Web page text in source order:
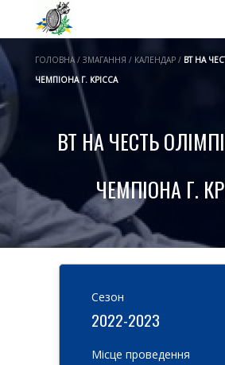
ГОЛОВНА / ЗМАГАННЯ / КАЛЕНДАР / ВТ НА
ЧЕМПІОНА Г. КРІССА
ВТ НА ЧЕСТЬ
ЧЕМПІОНА Г.
Cезон
2022-2023
Місце проведення